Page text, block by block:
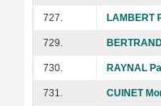
727. LAMBERT
729.
730. RAYNAL
731. CUINET